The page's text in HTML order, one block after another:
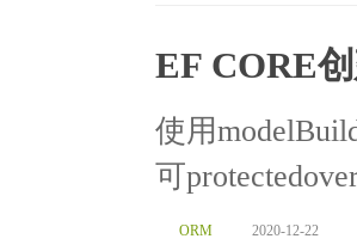
EF CORE
使用
可
ORM 2020-12-22